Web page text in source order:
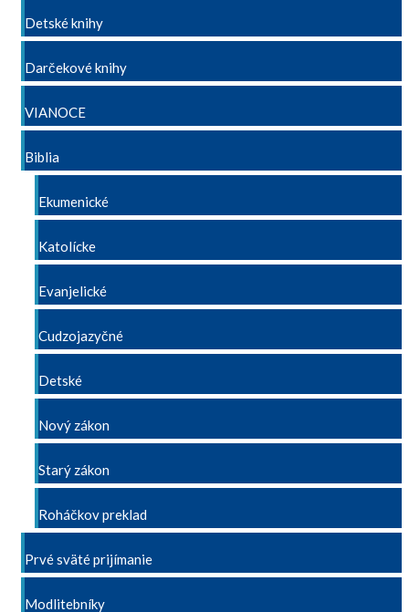
Detské knihy
Darčekové knihy
VIANOCE
Biblia
Ekumenické
Katolícke
Evanjelické
Cudzojazyčné
Detské
Nový zákon
Starý zákon
Roháčkov preklad
Prvé sväté prijímanie
Modlitebníky